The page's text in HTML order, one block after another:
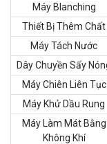
Máy Blanching
Thiết Bị Thêm Chất
Máy Tách Nước
Dây Chuyền Sấy
Máy Chiên Liên Tục
Máy Khử Dầu Rung
Máy Làm Mát Bằng
Không Khí